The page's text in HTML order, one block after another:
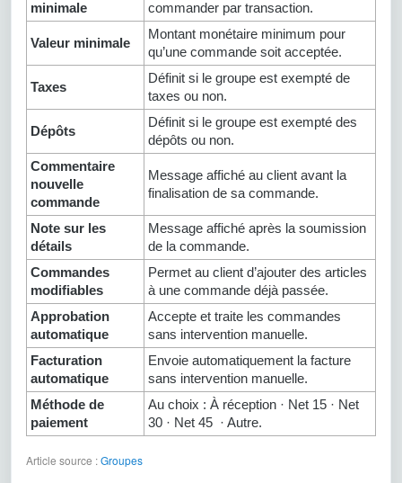
minimale
commander par transaction.
Valeur minimale
Montant monétaire minimum pour
qu’une commande soit acceptée.
Taxes
Définit si le groupe est exempté de
taxes ou non.
Dépôts
Définit si le groupe est exempté des
dépôts ou non.
Commentaire
nouvelle
commande
Message affiché au client avant la
finalisation de sa commande.
Note sur les
détails
Message affiché après la soumission
de la commande.
Commandes
modifiables
Permet au client d’ajouter des articles
à une commande déjà passée.
Approbation
automatique
Accepte et traite les commandes
sans intervention manuelle.
Facturation
automatique
Envoie automatiquement la facture
sans intervention manuelle.
Méthode de
paiement
Au choix : À réception · Net 15 · Net
30 · Net 45 · Autre.
Article source :Groupes